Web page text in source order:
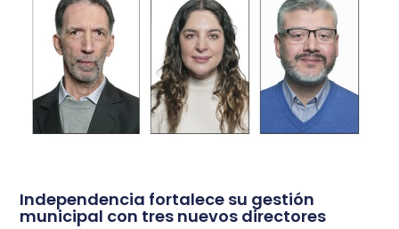
Independencia fortalece su gestión
municipal con tres nuevos directores